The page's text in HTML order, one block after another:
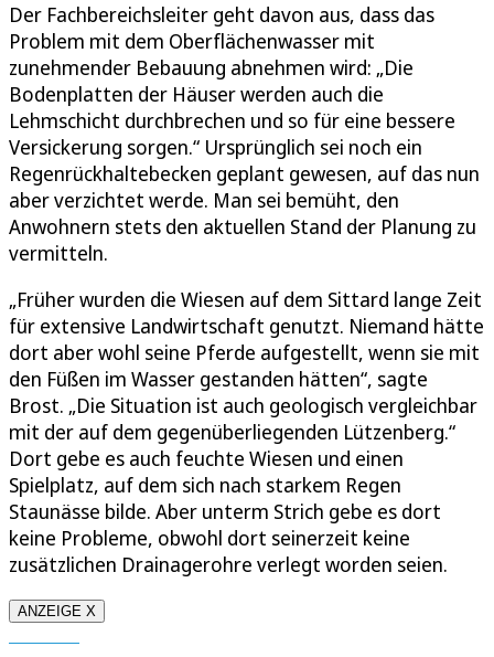
Der Fachbereichsleiter geht davon aus, dass das
Problem mit dem Oberflächenwasser mit
zunehmender Bebauung abnehmen wird: „Die
Bodenplatten der Häuser werden auch die
Lehmschicht durchbrechen und so für eine bessere
Versickerung sorgen.“ Ursprünglich sei noch ein
Regenrückhaltebecken geplant gewesen, auf das nun
aber verzichtet werde. Man sei bemüht, den
Anwohnern stets den aktuellen Stand der Planung zu
vermitteln.
„Früher wurden die Wiesen auf dem Sittard lange Zeit
für extensive Landwirtschaft genutzt. Niemand hätte
dort aber wohl seine Pferde aufgestellt, wenn sie mit
den Füßen im Wasser gestanden hätten“, sagte
Brost. „Die Situation ist auch geologisch vergleichbar
mit der auf dem gegenüberliegenden Lützenberg.“
Dort gebe es auch feuchte Wiesen und einen
Spielplatz, auf dem sich nach starkem Regen
Staunässe bilde. Aber unterm Strich gebe es dort
keine Probleme, obwohl dort seinerzeit keine
zusätzlichen Drainagerohre verlegt worden seien.
ANZEIGE X